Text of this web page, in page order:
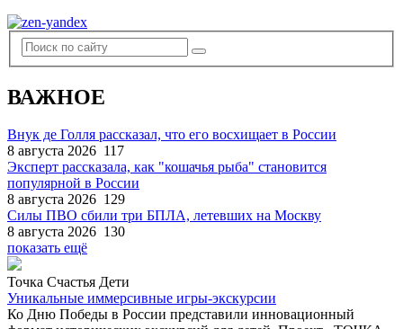
ВАЖНОЕ
Внук де Голля рассказал, что его восхищает в России
8 августа 2026 117
Эксперт рассказала, как "кошачья рыба" становится
популярной в России
8 августа 2026 129
Силы ПВО сбили три БПЛА, летевших на Москву
8 августа 2026 130
показать ещё
Точка Счастья Дети
Уникальные иммерсивные игры-экскурсии
Ко Дню Победы в России представили инновационный